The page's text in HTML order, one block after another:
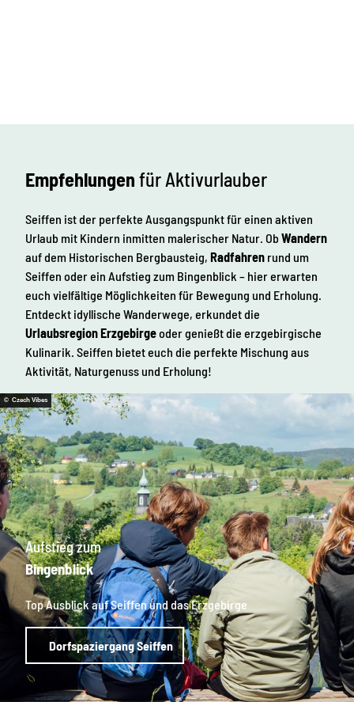
Empfehlungen für Aktivurlauber
Seiffen ist der perfekte Ausgangspunkt für einen aktiven
Urlaub mit Kindern inmitten malerischer Natur. Ob Wandern
auf dem Historischen Bergbausteig, Radfahren rund um
Seiffen oder ein Aufstieg zum Bingenblick – hier erwarten
euch vielfältige Möglichkeiten für Bewegung und Erholung.
Entdeckt idyllische Wanderwege, erkundet die
Urlaubsregion Erzgebirgeoder genießt die erzgebirgische
Kulinarik. Seiffen bietet euch die perfekte Mischung aus
Aktivität, Naturgenuss und Erholung!
© Czech Vibes
Aufstieg zum
Bingenblick
Top Ausblick auf Seiffen und das Erzgebirge
Dorfspaziergang Seiffen